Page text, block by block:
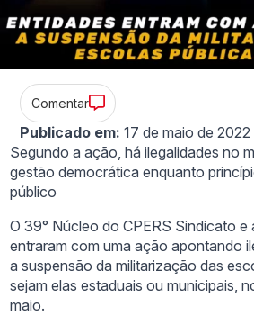
Comentar
Publicado em: 17 de maio de 2022
Segundo a ação, há ilegalidades no
gestão democrática enquanto
público
O 39° Núcleo do CPERS Sindicato e
entraram com uma ação apontando
a suspensão da militarização das
sejam elas estaduais ou municipais,
maio.